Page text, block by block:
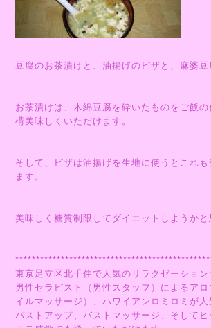
豆腐のお茶漬けと、油揚げのピザと、麻婆豆
お茶漬けは、木綿豆腐を砕いたものをご飯
構美味しくいただけます。
そして、ピザは油揚げを生地に使うとこれ
ます。
美味しく糖質制限してダイエットしようかと
東京足立区北千住で人気のリラクゼーション
男性セラピスト（男性スタッフ）によるア
イルマッサージ）、ハワイアンロミロミが
バストアップ、バストマッサージ、そしてヒ